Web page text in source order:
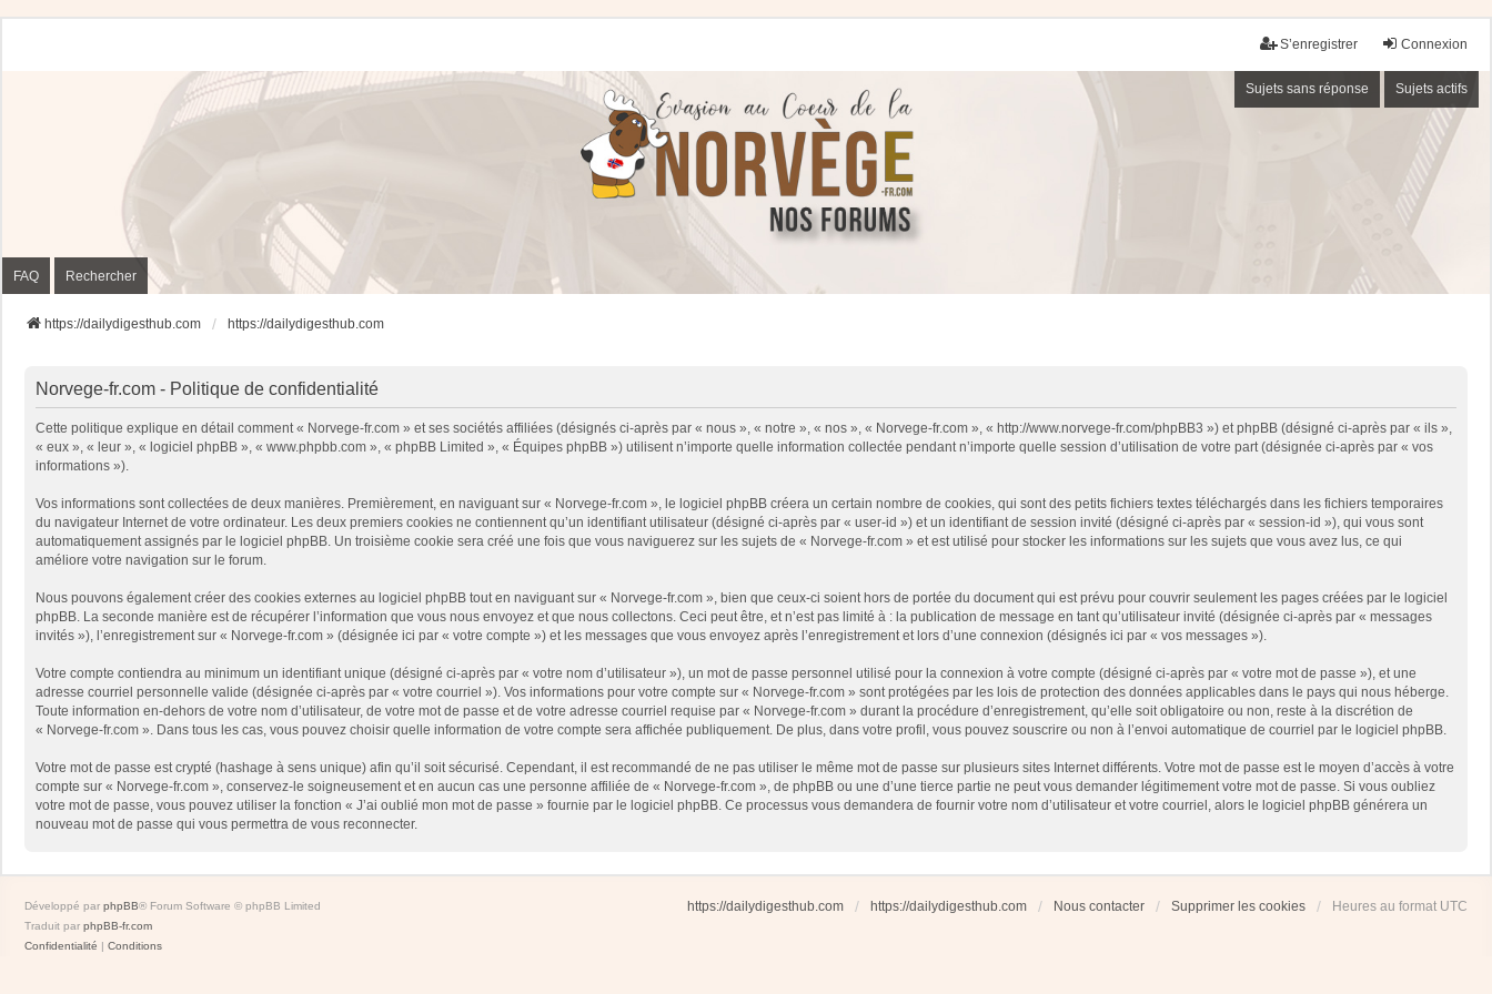
Connexion
S’enregistrer
Sujets sans réponse Sujets actifs
FAQ Rechercher
https://dailydigesthub.com https://dailydigesthub.com
Norvege-fr.com - Politique de confidentialité
Cette politique explique en détail comment « Norvege-fr.com » et ses sociétés affiliées (désignés ci-après par « nous », « notre », « nos », « Norvege-fr.com », « http://www.norvege-fr.com/phpBB3 ») et phpBB (désigné ci-après par « ils »,
« eux », « leur », « logiciel phpBB », « www.phpbb.com », « phpBB Limited », « Équipes phpBB ») utilisent n’importe quelle information collectée pendant n’importe quelle session d’utilisation de votre part (désignée ci-après par « vos
informations »).
Vos informations sont collectées de deux manières. Premièrement, en naviguant sur « Norvege-fr.com », le logiciel phpBB créera un certain nombre de cookies, qui sont des petits fichiers textes téléchargés dans les fichiers temporaires
du navigateur Internet de votre ordinateur. Les deux premiers cookies ne contiennent qu’un identifiant utilisateur (désigné ci-après par « user-id ») et un identifiant de session invité (désigné ci-après par « session-id »), qui vous sont
automatiquement assignés par le logiciel phpBB. Un troisième cookie sera créé une fois que vous naviguerez sur les sujets de « Norvege-fr.com » et est utilisé pour stocker les informations sur les sujets que vous avez lus, ce qui
améliore votre navigation sur le forum.
Nous pouvons également créer des cookies externes au logiciel phpBB tout en naviguant sur « Norvege-fr.com », bien que ceux-ci soient hors de portée du document qui est prévu pour couvrir seulement les pages créées par le logiciel
phpBB. La seconde manière est de récupérer l’information que vous nous envoyez et que nous collectons. Ceci peut être, et n’est pas limité à : la publication de message en tant qu’utilisateur invité (désignée ci-après par « messages
invités »), l’enregistrement sur « Norvege-fr.com » (désignée ici par « votre compte ») et les messages que vous envoyez après l’enregistrement et lors d’une connexion (désignés ici par « vos messages »).
Votre compte contiendra au minimum un identifiant unique (désigné ci-après par « votre nom d’utilisateur »), un mot de passe personnel utilisé pour la connexion à votre compte (désigné ci-après par « votre mot de passe »), et une
adresse courriel personnelle valide (désignée ci-après par « votre courriel »). Vos informations pour votre compte sur « Norvege-fr.com » sont protégées par les lois de protection des données applicables dans le pays qui nous héberge.
Toute information en-dehors de votre nom d’utilisateur, de votre mot de passe et de votre adresse courriel requise par « Norvege-fr.com » durant la procédure d’enregistrement, qu’elle soit obligatoire ou non, reste à la discrétion de
« Norvege-fr.com ». Dans tous les cas, vous pouvez choisir quelle information de votre compte sera affichée publiquement. De plus, dans votre profil, vous pouvez souscrire ou non à l’envoi automatique de courriel par le logiciel phpBB.
Votre mot de passe est crypté (hashage à sens unique) afin qu’il soit sécurisé. Cependant, il est recommandé de ne pas utiliser le même mot de passe sur plusieurs sites Internet différents. Votre mot de passe est le moyen d’accès à votre
compte sur « Norvege-fr.com », conservez-le soigneusement et en aucun cas une personne affiliée de « Norvege-fr.com », de phpBB ou une d’une tierce partie ne peut vous demander légitimement votre mot de passe. Si vous oubliez
votre mot de passe, vous pouvez utiliser la fonction « J’ai oublié mon mot de passe » fournie par le logiciel phpBB. Ce processus vous demandera de fournir votre nom d’utilisateur et votre courriel, alors le logiciel phpBB générera un
nouveau mot de passe qui vous permettra de vous reconnecter.
https://dailydigesthub.com https://dailydigesthub.com Nous contacter Supprimer les cookies Heures au format UTC
Développé par phpBB® Forum Software © phpBB Limited
Traduit par phpBB-fr.com
Confidentialité | Conditions